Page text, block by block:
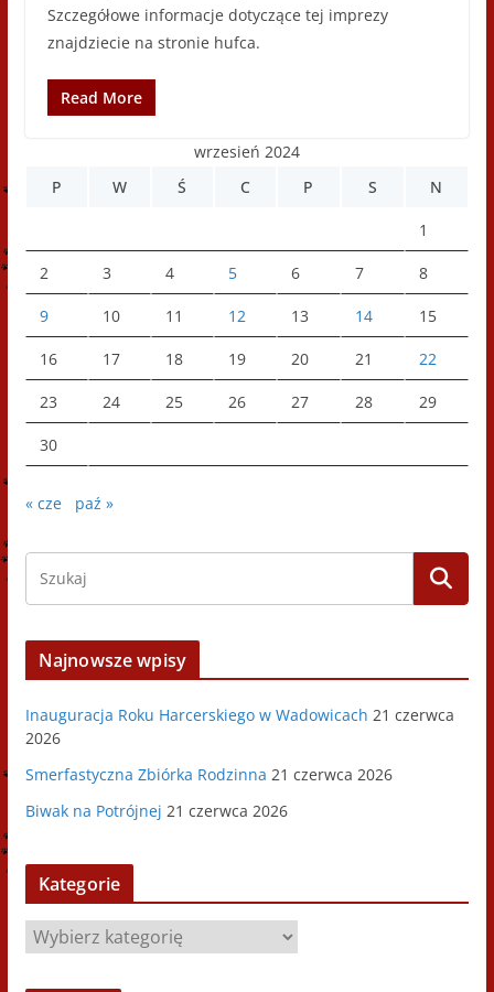
Szczegółowe informacje dotyczące tej imprezy
znajdziecie na stronie hufca.
Read More
wrzesień 2024
P
W Ś C P S N
1
2 3 4 5 6 7 8
9 10 11 12 13 14 15
16 17 18 19 20 21 22
23 24 25 26 27 28 29
30
« cze paź »
Najnowsze wpisy
Inauguracja Roku Harcerskiego w Wadowicach 21 czerwca
2026
Smerfastyczna Zbiórka Rodzinna 21 czerwca 2026
Biwak na Potrójnej 21 czerwca 2026
Kategorie
K